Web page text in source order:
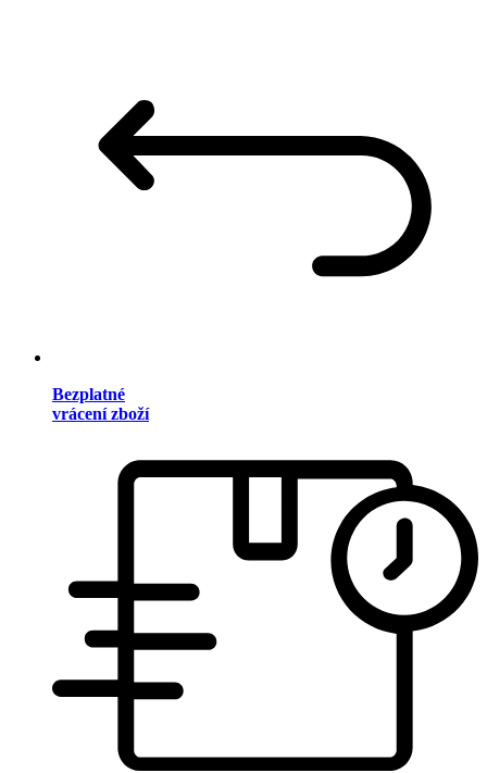
Bezplatné
vrácení zboží